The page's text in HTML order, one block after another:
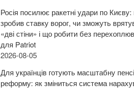
Росія посилює ракетні удари по
зробив ставку ворог, чи зможуть
«дві стіни» і що робити без
для Patriot
2026-08-05
Для українців готують масштабну
реформу: як зміниться система